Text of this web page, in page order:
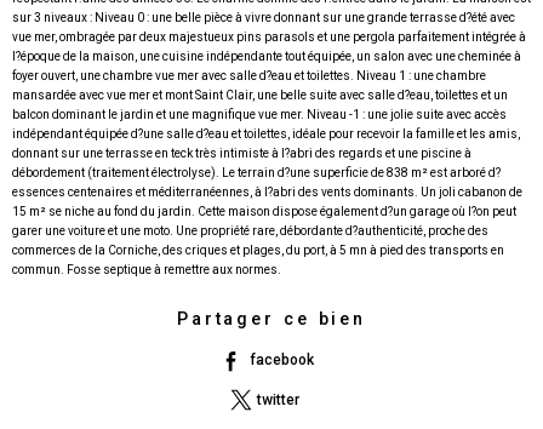
sur 3 niveaux : Niveau 0 : une belle pièce à vivre donnant sur une grande terrasse d?été avec
vue mer, ombragée par deux majestueux pins parasols et une pergola parfaitement intégrée à
l?époque de la maison, une cuisine indépendante tout équipée, un salon avec une cheminée à
foyer ouvert, une chambre vue mer avec salle d?eau et toilettes. Niveau 1 : une chambre
mansardée avec vue mer et mont Saint Clair, une belle suite avec salle d?eau, toilettes et un
balcon dominant le jardin et une magnifique vue mer. Niveau -1 : une jolie suite avec accès
indépendant équipée d?une salle d?eau et toilettes, idéale pour recevoir la famille et les amis,
donnant sur une terrasse en teck très intimiste à l?abri des regards et une piscine à
débordement (traitement électrolyse). Le terrain d?une superficie de 838 m² est arboré d?
essences centenaires et méditerranéennes, à l?abri des vents dominants. Un joli cabanon de
15 m² se niche au fond du jardin. Cette maison dispose également d?un garage où l?on peut
garer une voiture et une moto. Une propriété rare, débordante d?authenticité, proche des
commerces de la Corniche, des criques et plages, du port, à 5 mn à pied des transports en
Partager ce bien
facebook
twitter